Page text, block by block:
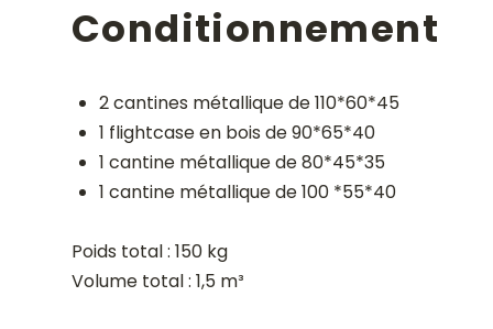
Conditionnement
2 cantines métallique de 110*60*45
1 flightcase en bois de 90*65*40
1 cantine métallique de 80*45*35
1 cantine métallique de 100 *55*40
Poids total : 150 kg
Volume total : 1,5 m³